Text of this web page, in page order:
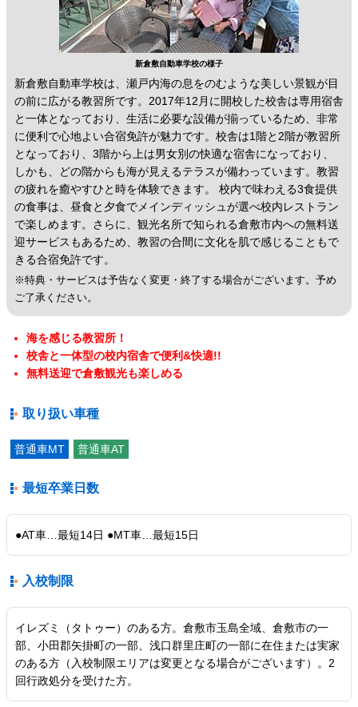
新倉敷自動車学校の様子
新倉敷自動車学校は、瀬戸内海の息をのむような美しい景観が目
の前に広がる教習所です。2017年12月に開校した校舎は専用宿舎
と一体となっており、生活に必要な設備が揃っているため、非常
に便利で心地よい合宿免許が魅力です。校舎は1階と2階が教習所
となっており、3階から上は男女別の快適な宿舎になっており、
しかも、どの階からも海が見えるテラスが備わっています。教習
の疲れを癒やすひと時を体験できます。 校内で味わえる3食提供
の食事は、昼食と夕食でメインディッシュが選べ校内レストラン
で楽しめます。さらに、観光名所で知られる倉敷市内への無料送
迎サービスもあるため、教習の合間に文化を肌で感じることもで
きる合宿免許です。
※特典・サービスは予告なく変更・終了する場合がございます。予め
ご了承ください。
海を感じる教習所！
校舎と一体型の校内宿舎で便利&快適!!
無料送迎で倉敷観光も楽しめる
取り扱い車種
普通車MT 普通車AT
最短卒業日数
●AT車…最短14日 ●MT車…最短15日
入校制限
イレズミ（タトゥー）のある方。倉敷市玉島全域、倉敷市の一
部、小田郡矢掛町の一部、浅口群里庄町の一部に在住または実家
のある方（入校制限エリアは変更となる場合がございます）。2
回行政処分を受けた方。